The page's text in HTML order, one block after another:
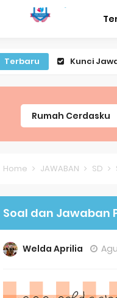
Terbaru Kunci
Lagu
Latihan
Soal
Jawaban
Organ
Rumah Cerdasku
Home JAWABAN SD
Soal dan Jawaban
Welda Aprilia